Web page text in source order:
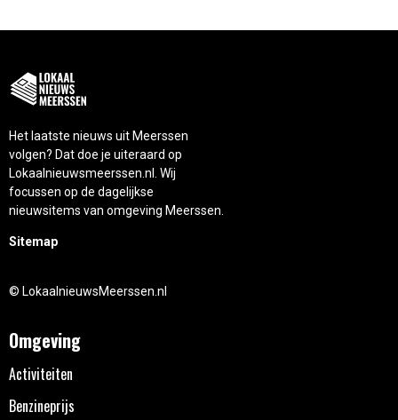
Het laatste nieuws uit Meerssen
volgen? Dat doe je uiteraard op
Lokaalnieuwsmeerssen.nl. Wij
focussen op de dagelijkse
nieuwsitems van omgeving Meerssen.
Sitemap
© LokaalnieuwsMeerssen.nl
Omgeving
Activiteiten
Benzineprijs